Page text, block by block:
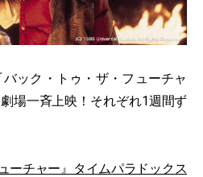
バック・トゥ・ザ・フューチャ
場一斉上映！それぞれ1週間ず
ーチャー』タイムパラドックス